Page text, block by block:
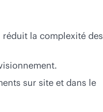
réduit la complexité des
sur site et dans le